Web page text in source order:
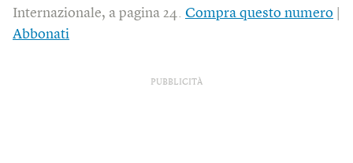
Internazionale, a pagina 24. Compra questo numero
Abbonati
PUBBLICITÀ